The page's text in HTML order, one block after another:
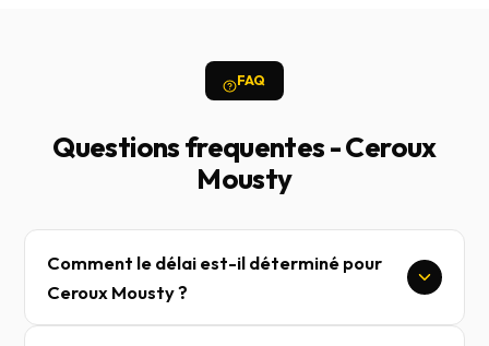
FAQ
Questions frequentes - Ceroux
Mousty
Comment le délai est-il déterminé pour
Ceroux Mousty ?